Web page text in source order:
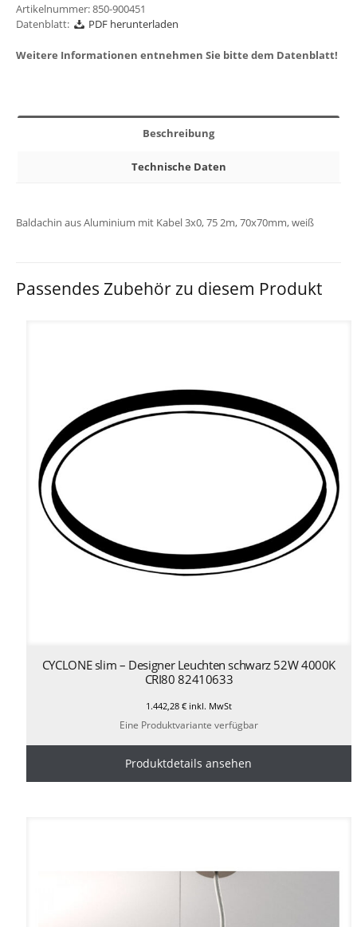
Artikelnummer:850-900451
Datenblatt:
PDF herunterladen
Weitere Informationen entnehmen Sie bitte dem Datenblatt!
Beschreibung
Technische Daten
Baldachin aus Aluminium mit Kabel 3x0, 75 2m, 70x70mm, weiß
Passendes Zubehör zu diesem Produkt
CYCLONE slim – Designer Leuchten schwarz 52W 4000K
CRI80 82410633
1.442,28 €inkl. MwSt
Eine Produktvariante verfügbar
Produktdetails ansehen